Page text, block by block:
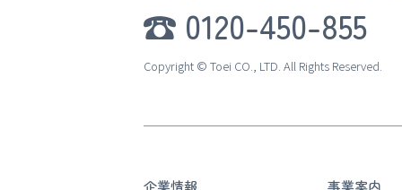
0120-450-855
Copyright © Toei CO., LTD. All Rights Reserved.
企業情報 事業案内